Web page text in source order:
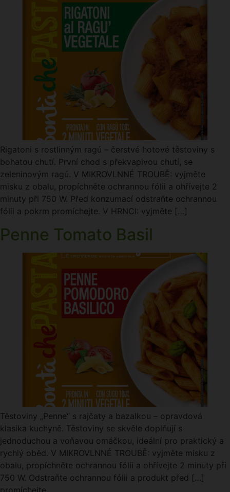
Rigatoni s rostlinným ragú – čerstvé hotové těstoviny s
bohatou chutí. První chod s překvapivou chutí, se
zeleninovým ragú. V MIKROVLNNÉ TROUBĚ: vyjměte
misku z obalu, propíchněte ochrannou fólii a ohřívejte 2
minuty při 750 W. Před konzumací odstraňte ochrannou
fólii a pokrm promíchejte. V HRNCI: vyjměte […]
Penne Tomato Basil
Těstoviny „Penne“ s rajčaty a bazalkou – opravdová
klasika kuchyně. Těstoviny se skvěle doplňují s
jednoduchou a voňavou omáčkou, ideální pro praktický a
rychlý oběd. V MIKROVLNNÉ TROUBĚ: vyjměte misku z
obalu, propíchněte ochrannou fólii a ohřívejte 2 minuty při
750 W. Odstraňte ochrannou fólii a produkt před […]
promíchejte.